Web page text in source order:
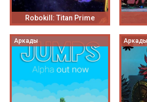
Robokill: Titan Prime
Аркады Аркады